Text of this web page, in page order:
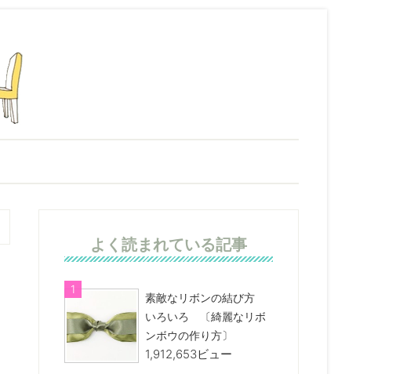
よく読まれている記事
素敵なリボンの結び方
いろいろ 〔綺麗なリボ
ンボウの作り方〕
1,912,653ビュー